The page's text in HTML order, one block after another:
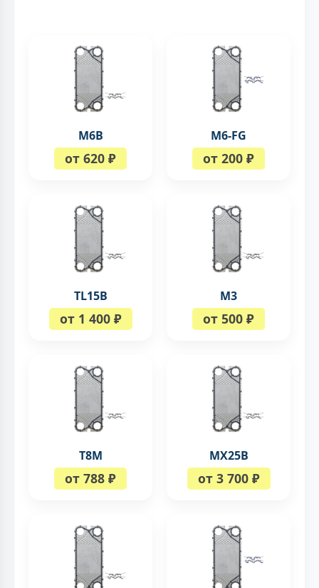
M6B
от 620 ₽
M6-FG
от 200 ₽
TL15B
от 1 400 ₽
M3
от 500 ₽
T8M
от 788 ₽
MX25B
от 3 700 ₽